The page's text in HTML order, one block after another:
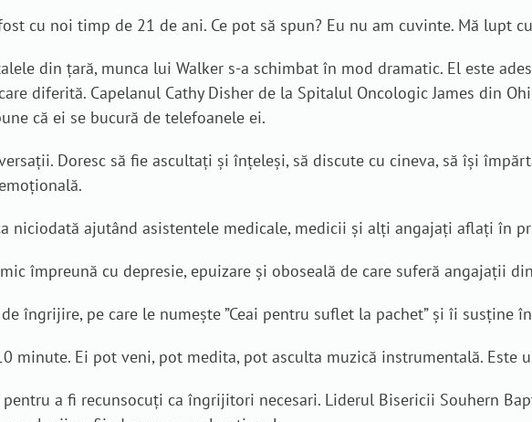
cu noi timp de 21 de ani. Ce pot să spun? Eu nu am cuvinte. Mă lupt
din țară, munca lui Walker s-a schimbat în mod dramatic. El este
diferită. Capelanul Cathy Disher de la Spitalul Oncologic James din
că ei se bucură de telefoanele ei.
Doresc să fie ascultați și înțeleși, să discute cu cineva, să își
niciodată ajutând asistentele medicale, medicii și alți angajați aflați în
împreună cu depresie, epuizare și oboseală de care suferă angajații
îngrijire, pe care le numește ”Ceai pentru suflet la pachet” și îi susține
minute. Ei pot veni, pot medita, pot asculta muzică instrumentală. Este
a fi recunsocuți ca îngrijitori necesari. Liderul Bisericii Souhern